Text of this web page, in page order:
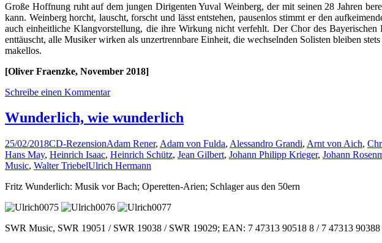
Große Hoffnung ruht auf dem jungen Dirigenten Yuval Weinberg, der mit seinen 28 Jahren
kann. Weinberg horcht, lauscht, forscht und lässt entstehen, pausenlos stimmt er den
auch einheitliche Klangvorstellung, die ihre Wirkung nicht verfehlt. Der Chor des
enttäuscht, alle Musiker wirken als unzertrennbare Einheit, die wechselnden Solisten bleiben
makellos.
[Oliver Fraenzke, November 2018]
Schreibe einen Kommentar
Wunderlich, wie wunderlich
25/02/2018CD-RezensionAdam Rener, Adam von Fulda, Alessandro Grandi, Arnt von Aich,
Hans May, Heinrich Isaac, Heinrich Schütz, Jean Gilbert, Johann Philipp Krieger, Johann
Music, Walter TriebelUlrich Hermann
Fritz Wunderlich: Musik vor Bach; Operetten-Arien; Schlager aus den 50ern
SWR Music, SWR 19051 / SWR 19038 / SWR 19029; EAN: 7 47313 90518 8 / 7 47313